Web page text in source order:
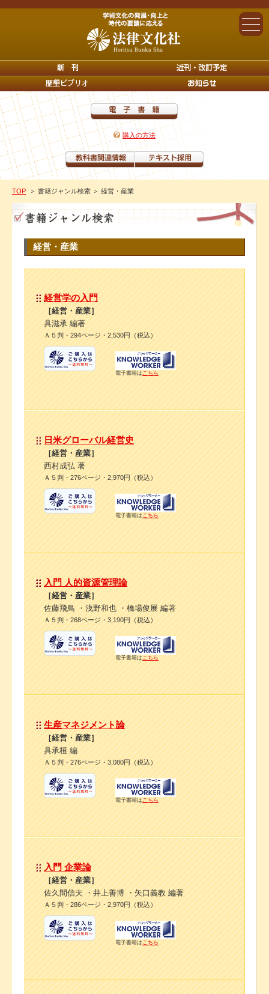
購入の方法
TOP ＞ 書籍ジャンル検索 ＞ 経営・産業
経営・産業
経営学の入門
［経営・産業］
具滋承 編著
Ａ５判・294ページ・2,530円（税込）
電子書籍はこちら
日米グローバル経営史
［経営・産業］
西村成弘 著
Ａ５判・276ページ・2,970円（税込）
電子書籍はこちら
入門 人的資源管理論
［経営・産業］
佐藤飛鳥 ・浅野和也 ・橋場俊展 編著
Ａ５判・268ページ・3,190円（税込）
電子書籍はこちら
生産マネジメント論
［経営・産業］
具承桓 編
Ａ５判・276ページ・3,080円（税込）
電子書籍はこちら
入門 企業論
［経営・産業］
佐久間信夫 ・井上善博 ・矢口義教 編著
Ａ５判・286ページ・2,970円（税込）
電子書籍はこちら